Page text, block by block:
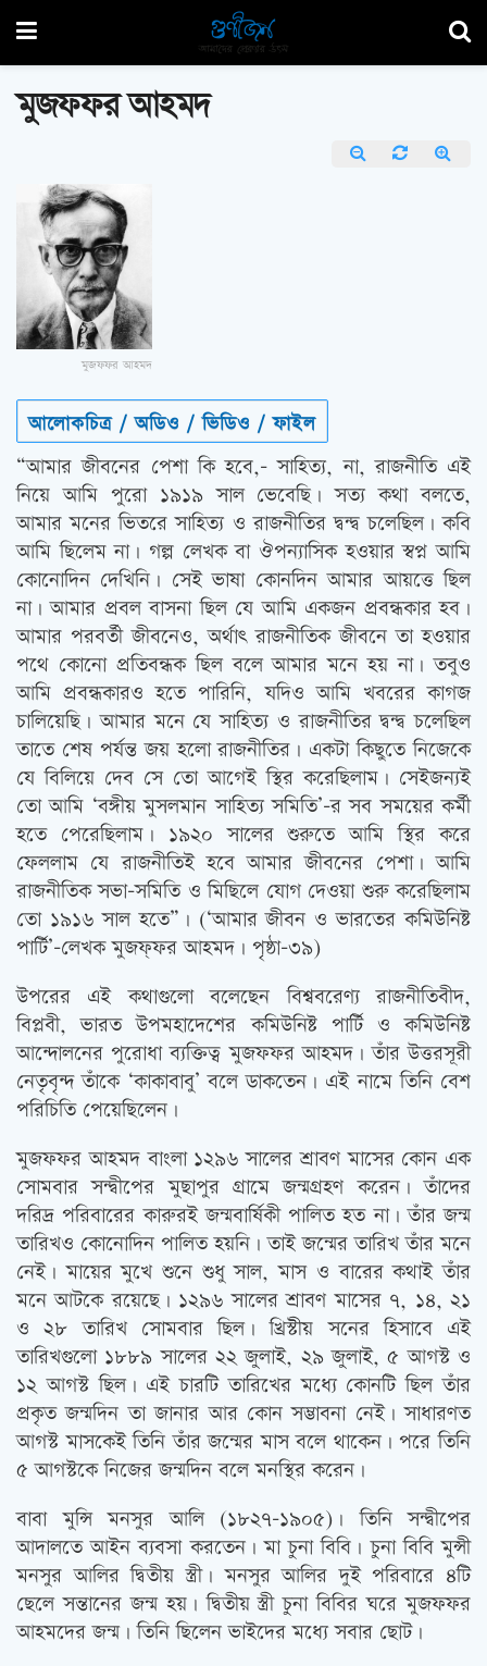
মুজফফর আহমদ
মুজফফর আহমদ
আলোকচিত্র / অডিও / ভিডিও / ফাইল
“আমার জীবনের পেশা কি হবে,- সাহিত্য, না, রাজনীতি এই
নিয়ে আমি পুরো ১৯১৯ সাল ভেবেছি। সত্য কথা বলতে,
আমার মনের ভিতরে সাহিত্য ও রাজনীতির দ্বন্দ্ব চলেছিল। কবি
আমি ছিলেম না। গল্প লেখক বা ঔপন্যাসিক হওয়ার স্বপ্ন আমি
কোনোদিন দেখিনি। সেই ভাষা কোনদিন আমার আয়ত্তে ছিল
না। আমার প্রবল বাসনা ছিল যে আমি একজন প্রবন্ধকার হব।
আমার পরবর্তী জীবনেও, অর্থাৎ রাজনীতিক জীবনে তা হওয়ার
পথে কোনো প্রতিবন্ধক ছিল বলে আমার মনে হয় না। তবুও
আমি প্রবন্ধকারও হতে পারিনি, যদিও আমি খবরের কাগজ
চালিয়েছি। আমার মনে যে সাহিত্য ও রাজনীতির দ্বন্দ্ব চলেছিল
তাতে শেষ পর্যন্ত জয় হলো রাজনীতির। একটা কিছুতে নিজেকে
যে বিলিয়ে দেব সে তো আগেই স্থির করেছিলাম। সেইজন্যই
তো আমি ‘বঙ্গীয় মুসলমান সাহিত্য সমিতি’-র সব সময়ের কর্মী
হতে পেরেছিলাম। ১৯২০ সালের শুরুতে আমি স্থির করে
ফেললাম যে রাজনীতিই হবে আমার জীবনের পেশা। আমি
রাজনীতিক সভা-সমিতি ও মিছিলে যোগ দেওয়া শুরু করেছিলাম
তো ১৯১৬ সাল হতে”। (‘আমার জীবন ও ভারতের কমিউনিষ্ট
পার্টি’-লেখক মুজফ্ফর আহমদ। পৃষ্ঠা-৩৯)
উপরের এই কথাগুলো বলেছেন বিশ্ববরেণ্য রাজনীতিবীদ,
বিপ্লবী, ভারত উপমহাদেশের কমিউনিষ্ট পার্টি ও কমিউনিষ্ট
আন্দোলনের পুরোধা ব্যক্তিত্ব মুজফফর আহমদ। তাঁর উত্তরসূরী
নেতৃবৃন্দ তাঁকে ‘কাকাবাবু’ বলে ডাকতেন। এই নামে তিনি বেশ
পরিচিতি পেয়েছিলেন।
মুজফফর আহমদ বাংলা ১২৯৬ সালের শ্রাবণ মাসের কোন এক
সোমবার সন্দ্বীপের মুছাপুর গ্রামে জন্মগ্রহণ করেন। তাঁদের
দরিদ্র পরিবারের কারুরই জন্মবার্ষিকী পালিত হত না। তাঁর জন্ম
তারিখও কোনোদিন পালিত হয়নি। তাই জন্মের তারিখ তাঁর মনে
নেই। মায়ের মুখে শুনে শুধু সাল, মাস ও বারের কথাই তাঁর
মনে আটকে রয়েছে। ১২৯৬ সালের শ্রাবণ মাসের ৭, ১৪, ২১
ও ২৮ তারিখ সোমবার ছিল। খ্রিস্টীয় সনের হিসাবে এই
তারিখগুলো ১৮৮৯ সালের ২২ জুলাই, ২৯ জুলাই, ৫ আগস্ট ও
১২ আগস্ট ছিল। এই চারটি তারিখের মধ্যে কোনটি ছিল তাঁর
প্রকৃত জন্মদিন তা জানার আর কোন সম্ভাবনা নেই। সাধারণত
আগস্ট মাসকেই তিনি তাঁর জন্মের মাস বলে থাকেন। পরে তিনি
৫ আগস্টকে নিজের জন্মদিন বলে মনস্থির করেন।
বাবা মুন্সি মনসুর আলি (১৮২৭-১৯০৫)। তিনি সন্দ্বীপের
আদালতে আইন ব্যবসা করতেন। মা চুনা বিবি। চুনা বিবি মুন্সী
মনসুর আলির দ্বিতীয় স্ত্রী। মনসুর আলির দুই পরিবারে ৪টি
ছেলে সন্তানের জন্ম হয়। দ্বিতীয় স্ত্রী চুনা বিবির ঘরে মুজফফর
আহমদের জন্ম। তিনি ছিলেন ভাইদের মধ্যে সবার ছোট।